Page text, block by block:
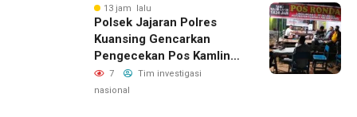
13 jam lalu
Polsek Jajaran Polres
Kuansing Gencarkan
Pengecekan Pos Kamling,
Kapolres Ajak Warga Aktif
Jaga Keamanan
7
Tim investigasi
nasional